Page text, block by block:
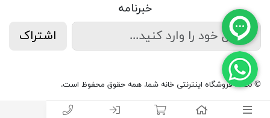
خبرنامه
اشتراک
© 2026 فروشگاه اینترنتی خانه شما. همه حقوق محفوظ است.